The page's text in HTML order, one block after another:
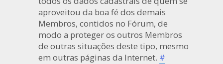
aproveitou da boa fé dos demais
Membros, contidos no Fórum, de
modo a proteger os outros Membros
de outras situações deste tipo, mesmo
em outras páginas da Internet. #